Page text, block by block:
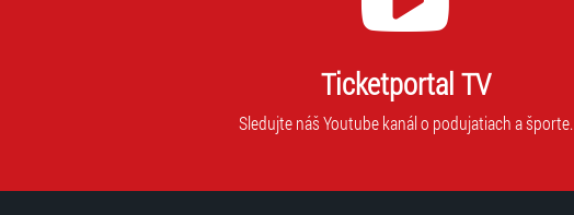
Ticketportal TV
Sledujte náš Youtube kanál o podujatiach a športe.